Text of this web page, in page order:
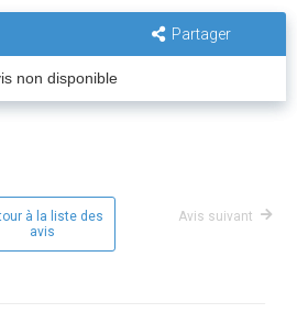
Partager
non disponible
à la liste des
avis
Avis suivant